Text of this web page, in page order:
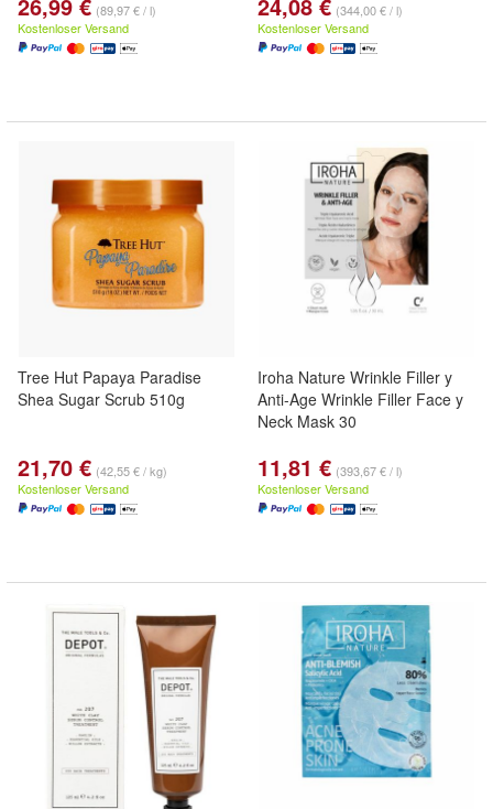
(89,97 € / l)
Kostenloser Versand
(344,00 € / l)
Kostenloser Versand
Tree Hut Papaya Paradise
Shea Sugar Scrub 510g
21,70 € (42,55 € / kg)
Kostenloser Versand
Iroha Nature Wrinkle Filler y
Anti-Age Wrinkle Filler Face y
Neck Mask 30
11,81 € (393,67 € / l)
Kostenloser Versand